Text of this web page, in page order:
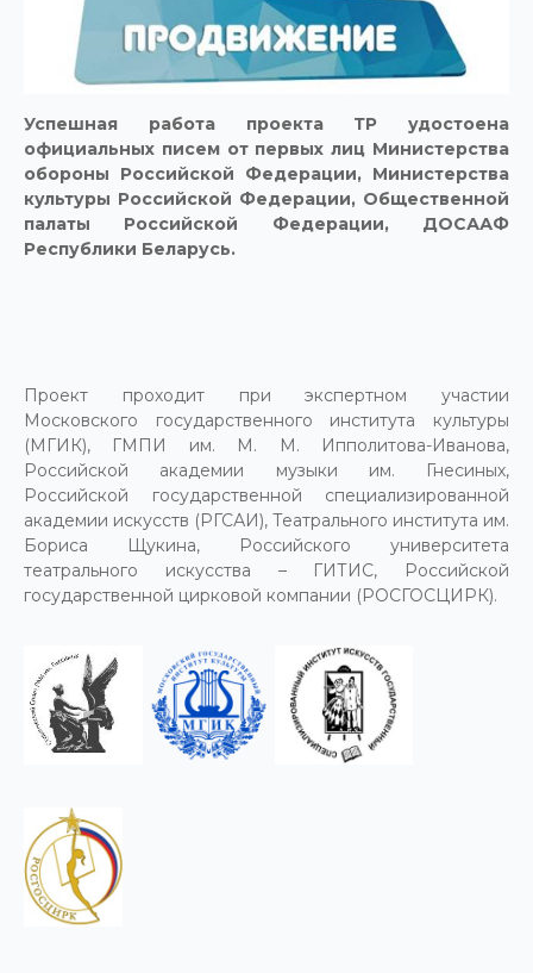
Успешная работа проекта ТР удостоена
официальных писем от первых лиц Министерства
обороны Российской Федерации, Министерства
культуры Российской Федерации, Общественной
палаты Российской Федерации, ДОСААФ
Республики Беларусь.
Проект проходит при экспертном участии
Московского государственного института культуры
(МГИК), ГМПИ им. М. М. Ипполитова-Иванова,
Российской академии музыки им. Гнесиных,
Российской государственной специализированной
академии искусств (РГСАИ), Театрального института им.
Бориса Щукина, Российского университета
театрального искусства – ГИТИС, Российской
государственной цирковой компании (РОСГОСЦИРК).